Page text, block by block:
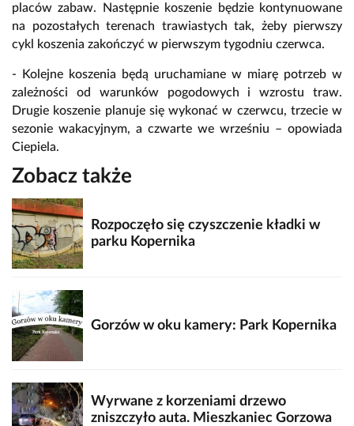
placów zabaw. Następnie koszenie będzie kontynuowane
na pozostałych terenach trawiastych tak, żeby pierwszy
cykl koszenia zakończyć w pierwszym tygodniu czerwca.
- Kolejne koszenia będą uruchamiane w miarę potrzeb w
zależności od warunków pogodowych i wzrostu traw.
Drugie koszenie planuje się wykonać w czerwcu, trzecie w
sezonie wakacyjnym, a czwarte we wrześniu – opowiada
Ciepiela.
Zobacz także
Rozpoczęło się czyszczenie kładki w
parku Kopernika
Gorzów w oku kamery: Park Kopernika
Wyrwane z korzeniami drzewo
zniszczyło auta. Mieszkaniec Gorzowa